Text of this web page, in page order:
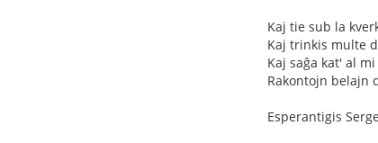
Kaj tie sub la
Kaj trinkis multe
Kaj saĝa kat' al
Rakontojn belajn
Esperantigis